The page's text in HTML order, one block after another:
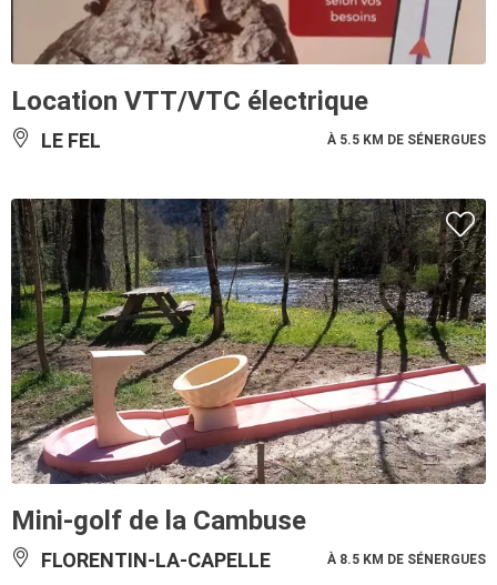
Location VTT/VTC électrique
LE FEL À 5.5 KM DE SÉNERGUES
Mini-golf de la Cambuse
FLORENTIN-LA-CAPELLE À 8.5 KM DE SÉNERGUES